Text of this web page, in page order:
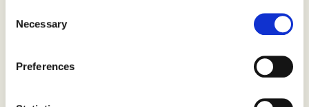
Selection
Necessary
Preferences